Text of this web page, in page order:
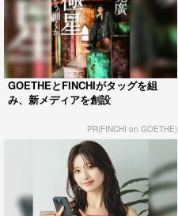
GOETHEとFINCHIがタッグを組
み、新メディアを創設
PR(FINCHI on GOETHE)